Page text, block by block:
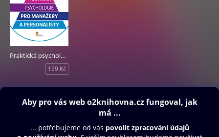
Praktická psychologie pro manažery a personalisty
159 Kč
Obsah ke stažení